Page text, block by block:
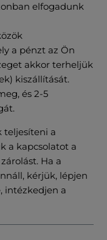
elfogadunk
a pénzt az Ön
akkor terheljük
kiszállítását.
és 2-5
teljesíteni a
a kapcsolatot a
Ha a
kérjük, lépjen
intézkedjen a